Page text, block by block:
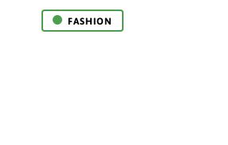
FASHION